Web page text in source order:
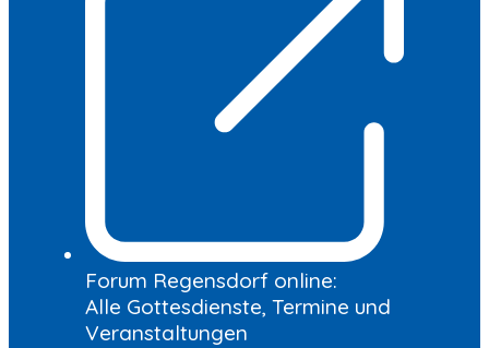
Forum Regensdorf online:
Alle Gottesdienste, Termine und
Veranstaltungen